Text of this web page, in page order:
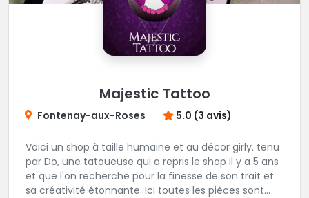
Majestic Tattoo
Fontenay-aux-Roses 5.0 (3 avis)
Voici un shop à taille humaine et au décor girly. tenu
par Do, une tatoueuse qui a repris le shop il y a 5 ans
et que l'on recherche pour la finesse de son trait et
sa créativité étonnante. Ici toutes les pièces sont